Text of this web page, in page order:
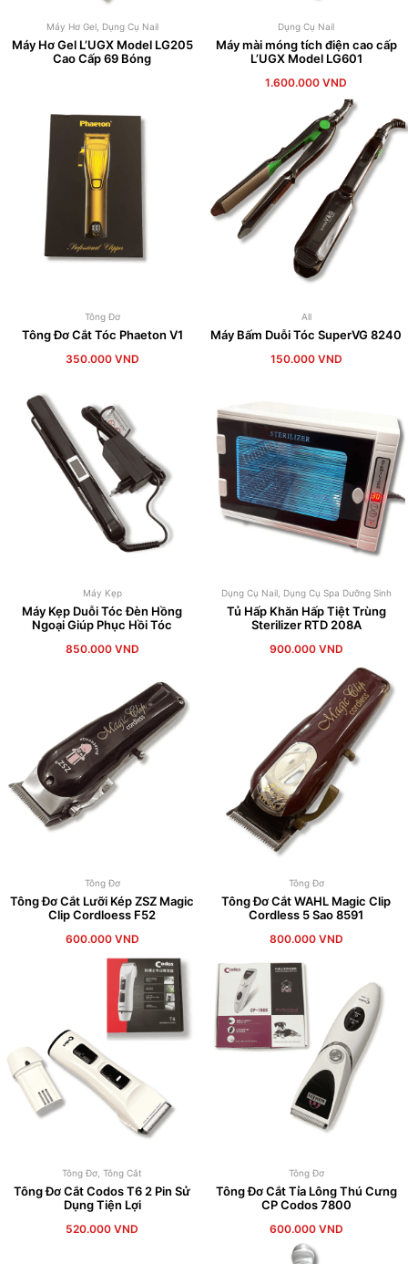
Máy Hơ Gel, Dụng Cụ Nail
Máy Hơ Gel L’UGX Model LG205
Cao Cấp 69 Bóng
Dụng Cụ Nail
Máy mài móng tích điện cao cấp
L’UGX Model LG601
1.600.000 VND
Tông Đơ
Tông Đơ Cắt Tóc Phaeton V1
350.000 VND
All
Máy Bấm Duỗi Tóc SuperVG 8240
150.000 VND
Máy Kẹp
Máy Kẹp Duỗi Tóc Đèn Hồng
Ngoại Giúp Phục Hồi Tóc
850.000 VND
Dụng Cụ Nail, Dụng Cụ Spa Dưỡng Sinh
Tủ Hấp Khăn Hấp Tiệt Trùng
Sterilizer RTD 208A
900.000 VND
Tông Đơ
Tông Đơ Cắt Lưỡi Kép ZSZ Magic
Clip Cordloess F52
600.000 VND
Tông Đơ
Tông Đơ Cắt WAHL Magic Clip
Cordless 5 Sao 8591
800.000 VND
Tông Đơ Tông Cắt
Tông Đơ Cắt Codos T6 2 Pin Sử
Dụng Tiện Lợi
520.000 VND
Tông Đơ
Tông Đơ Cắt Tỉa Lông Thú Cưng
CP Codos 7800
600.000 VND